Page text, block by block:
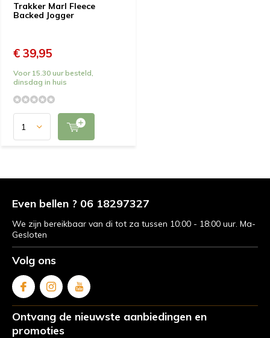
Trakker Marl Fleece
Backed Jogger
€ 39,95
Voor 15.30 uur besteld,
dinsdag in huis
Even bellen ? 06 18297327
We zijn bereikbaar van di tot za tussen 10:00 - 18:00 uur. Ma-
Gesloten
Volg ons
Ontvang de nieuwste aanbiedingen en
promoties